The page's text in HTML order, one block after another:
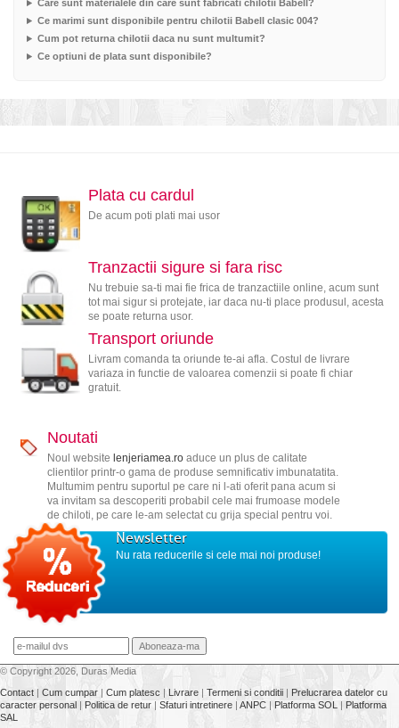
Care sunt materialele din care sunt fabricati chilotii Babell?
Ce marimi sunt disponibile pentru chilotii Babell clasic 004?
Cum pot returna chilotii daca nu sunt multumit?
Ce optiuni de plata sunt disponibile?
Plata cu cardul
De acum poti plati mai usor
Tranzactii sigure si fara risc
Nu trebuie sa-ti mai fie frica de tranzactiile online, acum sunt
tot mai sigur si protejate, iar daca nu-ti place produsul, acesta
se poate returna usor.
Transport oriunde
Livram comanda ta oriunde te-ai afla. Costul de livrare
variaza in functie de valoarea comenzii si poate fi chiar
gratuit.
Noutati
Noul website lenjeriamea.roaduce un plus de calitate
clientilor printr-o gama de produse semnificativ imbunatatita.
Multumim pentru suportul pe care ni l-ati oferit pana acum si
va invitam sa descoperiti probabil cele mai frumoase modele
de chiloti, pe care le-am selectat cu grija special pentru voi.
Newsletter
Nu rata reducerile si cele mai noi produse!
© Copyright 2026, Duras Media
Contact | Cum cumpar | Cum platesc | Livrare | Termeni si conditii | Prelucrarea datelor cu
caracter personal | Politica de retur | Sfaturi intretinere | ANPC | Platforma SOL | Platforma
SAL